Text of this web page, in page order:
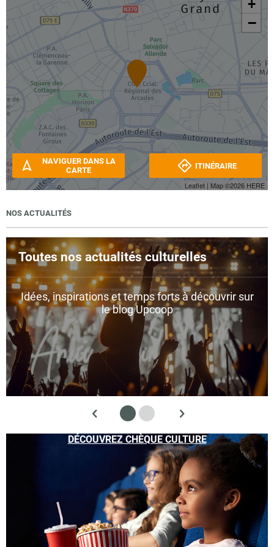
+
−
Leaflet | Map ©2026 HERE
NAVIGUER DANS LA
CARTE
ITINÉRAIRE
NOS ACTUALITÉS
Toutes nos actualités culturelles
Idées, inspirations et temps forts à découvrir sur
le blog Upcoop
DÉCOUVREZ CHÈQUE CULTURE